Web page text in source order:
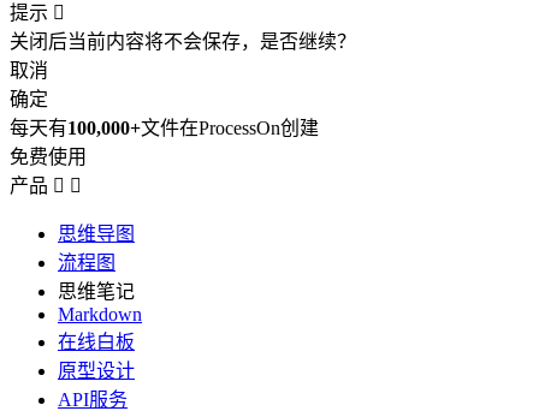
提示 
关闭后当前内容将不会保存，是否继续？
取消
确定
每天有100,000+文件在ProcessOn创建
免费使用
产品  
思维导图
流程图
思维笔记
Markdown
在线白板
原型设计
API服务